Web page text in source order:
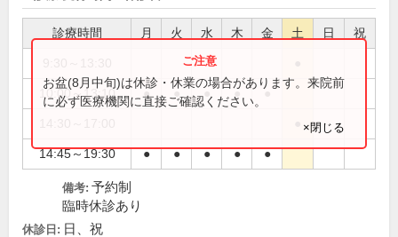
診療時間 月 火 水 木 金 土 日 祝
10:00～13:10 ● ● ● ● ●
14:45～19:30 ● ● ● ● ●
お盆(8月中旬)は休診・休業の場合があります。来院前
に必ず医療機関に直接ご確認ください。
×閉じる
備考: 予約制
臨時休診あり
休診日: 日、祝